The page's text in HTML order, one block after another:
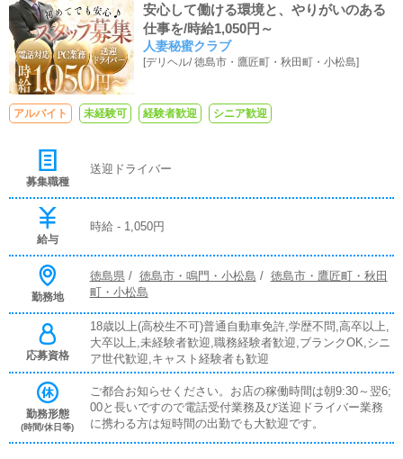
安心して働ける環境と、やりがいのある
仕事を/時給1,050円～
人妻秘蜜クラブ
[デリヘル/徳島市・鷹匠町・秋田町・小松島]
アルバイト 未経験可 経験者歓迎 シニア歓迎
募集職種
送迎ドライバー
給与
時給 - 1,050円
勤務地
徳島県 / 徳島市・鳴門・小松島 / 徳島市・鷹匠町・秋田
町・小松島
応募資格
18歳以上(高校生不可)普通自動車免許,学歴不問,高卒以上,
大卒以上,未経験者歓迎,職務経験者歓迎,ブランクOK,シニ
ア世代歓迎,キャスト経験者も歓迎
勤務形態
(時間/休日等)
ご都合お知らせください。お店の稼働時間は朝9:30～翌6;
00と長いですので電話受付業務及び送迎ドライバー業務
に携わる方は短時間の出勤でも大歓迎です。